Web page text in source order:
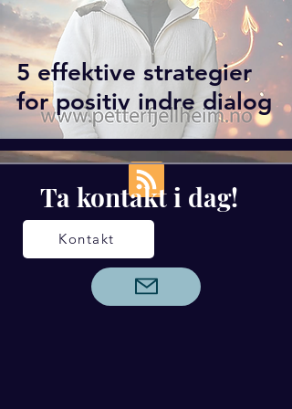
5 effektive strategier
for positiv indre dialog
Ta kontakt i dag!
Kontakt